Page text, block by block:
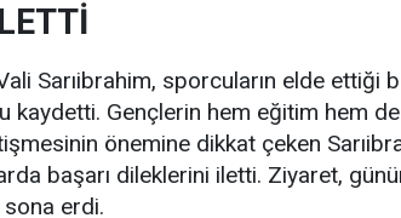
Sarıibrahim, sporcuların elde ettiği
kaydetti. Gençlerin hem eğitim hem
önemine dikkat çeken
başarı dileklerini iletti. Ziyaret,
sona erdi.